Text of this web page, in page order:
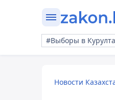
#Выборы в
Новости